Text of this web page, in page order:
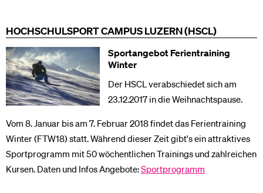
HOCHSCHULSPORT CAMPUS LUZERN (HSCL)
Sportangebot Ferientraining
Winter
Der HSCL verabschiedet sich am
23.12.2017 in die Weihnachtspause.
Vom 8. Januar bis am 7. Februar 2018 findet das Ferientraining
Winter (FTW18) statt. Während dieser Zeit gibt's ein attraktives
Sportprogramm mit 50 wöchentlichen Trainings und zahlreichen
Kursen. Daten und Infos Angebote:Sportprogramm